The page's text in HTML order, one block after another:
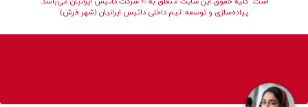
پیاده‌سازی و توسعه: تیم داخلی داتیس ایرانیان (شهر فرش)